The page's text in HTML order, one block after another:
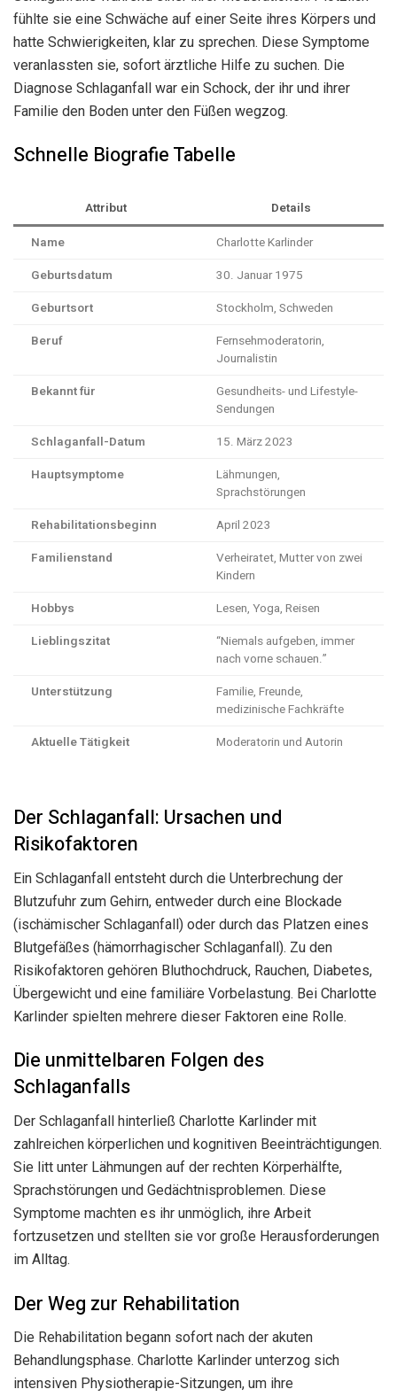
fühlte sie eine Schwäche auf einer Seite ihres Körpers und
hatte Schwierigkeiten, klar zu sprechen. Diese Symptome
veranlassten sie, sofort ärztliche Hilfe zu suchen. Die
Diagnose Schlaganfall war ein Schock, der ihr und ihrer
Familie den Boden unter den Füßen wegzog.
Schnelle Biografie Tabelle
Attribut
Details
Name
Charlotte Karlinder
Geburtsdatum
30. Januar 1975
Geburtsort
Stockholm, Schweden
Beruf
Fernsehmoderatorin,
Journalistin
Bekannt für
Gesundheits- und Lifestyle-
Sendungen
Schlaganfall-Datum
15. März 2023
Hauptsymptome
Lähmungen,
Sprachstörungen
Rehabilitationsbeginn
April 2023
Familienstand
Verheiratet, Mutter von zwei
Kindern
Hobbys
Lesen, Yoga, Reisen
Lieblingszitat
“Niemals aufgeben, immer
nach vorne schauen.”
Unterstützung
Familie, Freunde,
medizinische Fachkräfte
Aktuelle Tätigkeit
Moderatorin und Autorin
Der Schlaganfall: Ursachen und
Risikofaktoren
Ein Schlaganfall entsteht durch die Unterbrechung der
Blutzufuhr zum Gehirn, entweder durch eine Blockade
(ischämischer Schlaganfall) oder durch das Platzen eines
Blutgefäßes (hämorrhagischer Schlaganfall). Zu den
Risikofaktoren gehören Bluthochdruck, Rauchen, Diabetes,
Übergewicht und eine familiäre Vorbelastung. Bei Charlotte
Karlinder spielten mehrere dieser Faktoren eine Rolle.
Die unmittelbaren Folgen des
Schlaganfalls
Der Schlaganfall hinterließ Charlotte Karlinder mit
zahlreichen körperlichen und kognitiven Beeinträchtigungen.
Sie litt unter Lähmungen auf der rechten Körperhälfte,
Sprachstörungen und Gedächtnisproblemen. Diese
Symptome machten es ihr unmöglich, ihre Arbeit
fortzusetzen und stellten sie vor große Herausforderungen
im Alltag.
Der Weg zur Rehabilitation
Die Rehabilitation begann sofort nach der akuten
Behandlungsphase. Charlotte Karlinder unterzog sich
intensiven Physiotherapie-Sitzungen, um ihre